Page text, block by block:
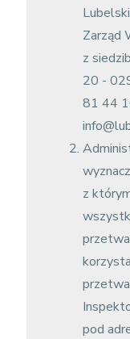
Zarząd
z
20 -
81 44
z
pod